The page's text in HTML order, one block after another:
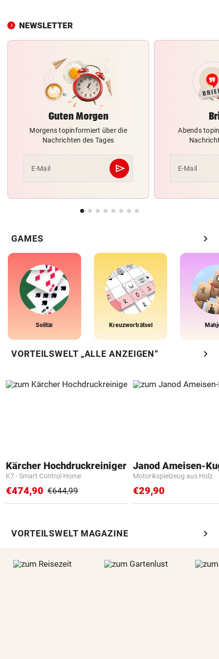
NEWSLETTER
Guten Morgen
Morgens topinformiert über die
Nachrichten des Tages
E-Mail send
Abschicken
Abends
E-Mail
GAMES chevron_right
Solitär Kreuzworträtsel
VORTEILSWELT „ALLE ANZEIGEN“ chevron_right
Kärcher Hochdruckreiniger
K7 - Smart Control Home
€474,90 €644,99
Janod Ameisen-
Motorikspielzeug aus Holz
€29,90
VORTEILSWELT MAGAZINE chevron_right